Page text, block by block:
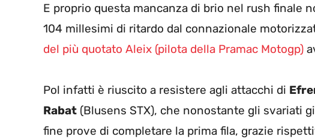
E proprio questa mancanza di brio nel rush finale
104 millesimi di ritardo dal connazionale
del più quotato Aleix (pilota della Pramac Motogp)
Pol infatti è riuscito a resistere agli attacchi di
Rabat (Blusens STX), che nonostante gli svariati
fine prove di completare la prima fila, grazie